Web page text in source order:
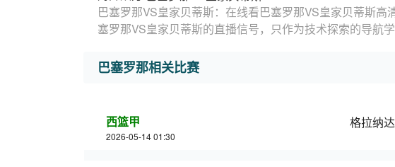
巴塞罗那VS皇家贝蒂斯：在线看巴塞罗那VS皇家贝蒂斯
塞罗那VS皇家贝蒂斯的直播信号，只作为技术探索的导航学
巴塞罗那相关比赛
西篮甲
2026-05-14 01:30
格拉纳达